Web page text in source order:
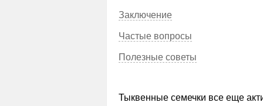
Заключение
Частые вопросы
Полезные советы
Тыквенные семечки все еще